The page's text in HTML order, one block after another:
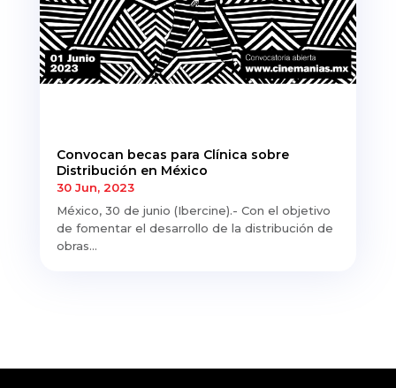
Convocan becas para Clínica sobre
Distribución en México
30 Jun, 2023
México, 30 de junio (Ibercine).- Con el objetivo
de fomentar el desarrollo de la distribución de
obras...